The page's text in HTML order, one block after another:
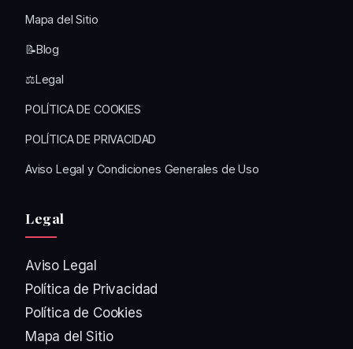
Mapa del Sitio
📝Blog
⚖️Legal
POLÍTICA DE COOKIES
POLÍTICA DE PRIVACIDAD
Aviso Legal y Condiciones Generales de Uso
Legal
Aviso Legal
Política de Privacidad
Política de Cookies
Mapa del Sitio